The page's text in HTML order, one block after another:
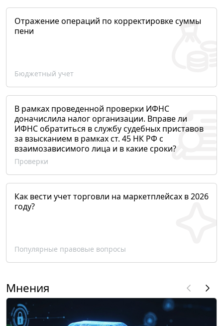
Отражение операций по корректировке суммы
пени
Бюджетный учет
В рамках проведенной проверки ИФНС
доначислила налог организации. Вправе ли
ИФНС обратиться в службу судебных приставов
за взысканием в рамках ст. 45 НК РФ с
взаимозависимого лица и в какие сроки?
Проверки
Как вести учет торговли на маркетплейсах в 2026
году?
Популярные правовые вопросы
Мнения